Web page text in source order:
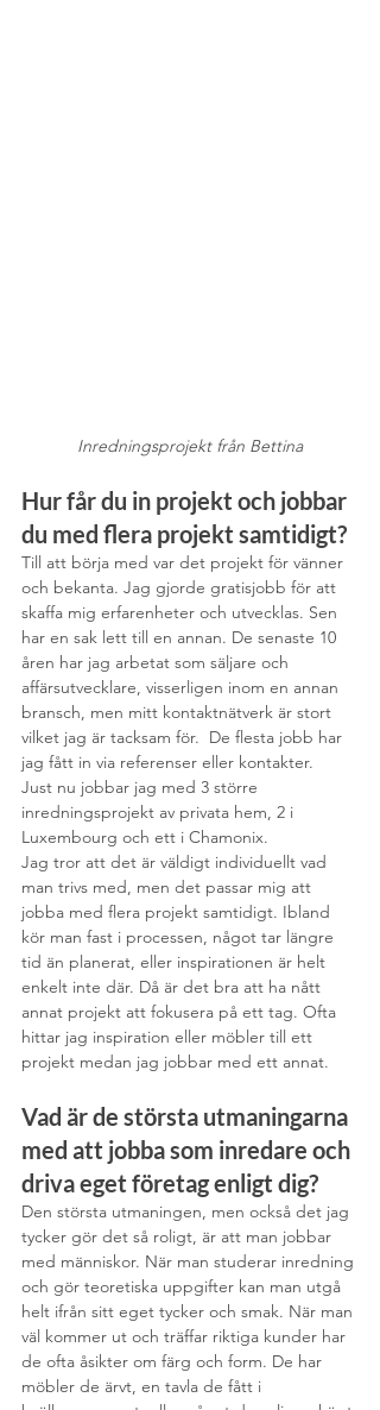
Inredningsprojekt från Bettina
Hur får du in projekt och jobbar
du med flera projekt samtidigt?
Till att börja med var det projekt för vänner
och bekanta. Jag gjorde gratisjobb för att
skaffa mig erfarenheter och utvecklas. Sen
har en sak lett till en annan. De senaste 10
åren har jag arbetat som säljare och
affärsutvecklare, visserligen inom en annan
bransch, men mitt kontaktnätverk är stort
vilket jag är tacksam för.  De flesta jobb har
jag fått in via referenser eller kontakter.
Just nu jobbar jag med 3 större
inredningsprojekt av privata hem, 2 i
Luxembourg och ett i Chamonix.
Jag tror att det är väldigt individuellt vad
man trivs med, men det passar mig att
jobba med flera projekt samtidigt. Ibland
kör man fast i processen, något tar längre
tid än planerat, eller inspirationen är helt
enkelt inte där. Då är det bra att ha nått
annat projekt att fokusera på ett tag. Ofta
hittar jag inspiration eller möbler till ett
projekt medan jag jobbar med ett annat.
Vad är de största utmaningarna
med att jobba som inredare och
driva eget företag enligt dig?
Den största utmaningen, men också det jag
tycker gör det så roligt, är att man jobbar
med människor. När man studerar inredning
och gör teoretiska uppgifter kan man utgå
helt ifrån sitt eget tycker och smak. När man
väl kommer ut och träffar riktiga kunder har
de ofta åsikter om färg och form. De har
möbler de ärvt, en tavla de fått i